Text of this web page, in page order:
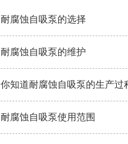
耐腐蚀自吸泵的选择
耐腐蚀自吸泵的维护
你知道耐腐蚀自吸泵的生产过
耐腐蚀自吸泵使用范围